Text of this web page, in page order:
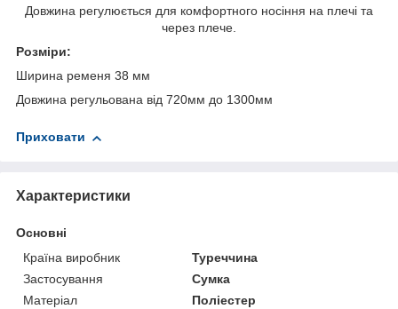
Довжина регулюється для комфортного носіння на плечі та
через плече.
Розміри:
Ширина ременя 38 мм
Довжина регульована від 720мм до 1300мм
Приховати
Характеристики
Основні
Країна виробник
Туреччина
Застосування
Сумка
Матеріал
Поліестер